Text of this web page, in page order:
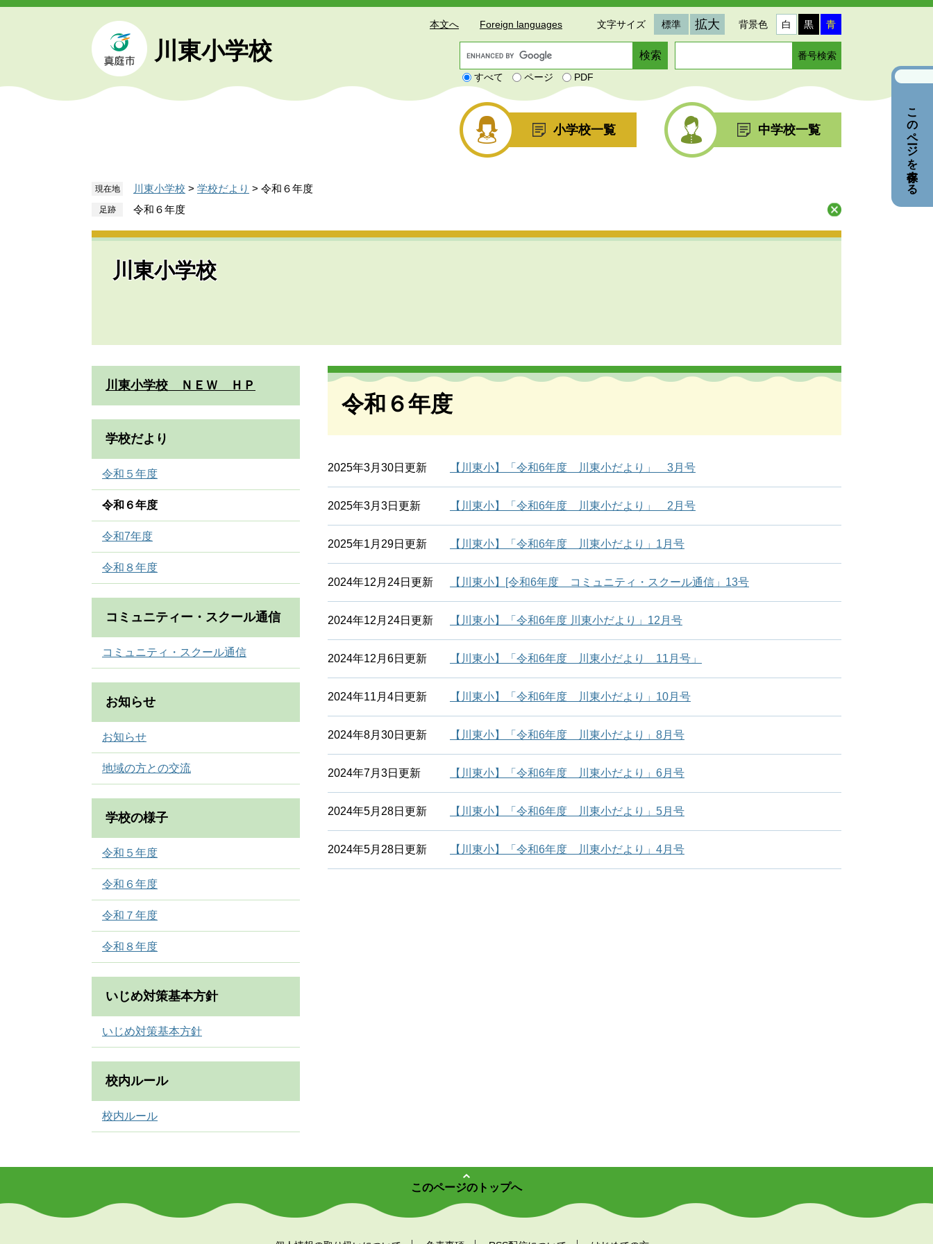
ペ
メ
川東小学校
本文へ Foreign languages 文字サイズ 標準 拡大 背景色 白 黒 青
o
e
カ
ス
すべて ページ PDF
番
号
入
力
小学校一覧 中学校一覧
現在地 川東小学校 > 学校だより > 令和６年度
令和６年度
川東小学校
本
令和６年度
2025年3月30日更新 【川東小】「令和6年度 川東小だより」 3月号
2025年3月3日更新 【川東小】「令和6年度 川東小だより」 2月号
2025年1月29日更新 【川東小】「令和6年度 川東小だより」1月号
2024年12月24日更新 【川東小】[令和6年度 コミュニティ・スクール通信」13号
2024年12月24日更新 【川東小】「令和6年度 川東小だより」12月号
2024年12月6日更新 【川東小】「令和6年度 川東小だより 11月号」
2024年11月4日更新 【川東小】「令和6年度 川東小だより」10月号
2024年8月30日更新 【川東小】「令和6年度 川東小だより」8月号
2024年7月3日更新 【川東小】「令和6年度 川東小だより」6月号
2024年5月28日更新 【川東小】「令和6年度 川東小だより」5月号
2024年5月28日更新 【川東小】「令和6年度 川東小だより」4月号
川東小学校 ＮＥＷ ＨＰ
学校だより
令和５年度
令和６年度
令和7年度
令和８年度
コミュニティー・スクール通信
コミュニティ・スクール通信
お知らせ
お知らせ
地域の方との交流
学校の様子
令和５年度
令和６年度
令和７年度
令和８年度
いじめ対策基本方針
いじめ対策基本方針
校内ルール
校内ルール
このページのトップへ
このページを保存する